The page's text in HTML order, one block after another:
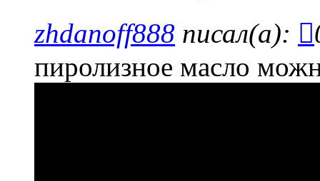
zhdanoff888 писал(а):
пиролизное масло